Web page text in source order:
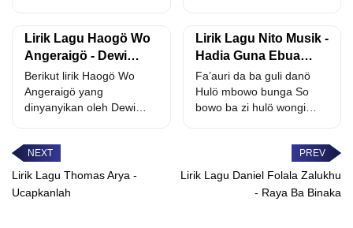
Lirik Lagu Haogö Wo
Angeraigö - Dewi
Juliana Gulo
Berikut lirik Haogö Wo
Angeraigö yang
dinyanyikan oleh Dewi
Lirik Lagu Nito Musik -
Hadia Guna Ebua
Gana'a
Fa’auri da ba guli danö
Hulö mbowo bunga So
bowo ba zi hulö wongi
Lirik Lagu Thomas Arya -
Ucapkanlah
Lirik Lagu Daniel Folala Zalukhu
- Raya Ba Binaka